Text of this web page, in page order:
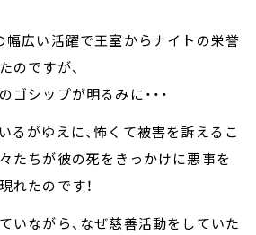
幅広い活躍で王室からナイトの栄誉
のですが、
シップが明るみに・・・
るがゆえに、怖くて被害を訴えるこ
たちが彼の死をきっかけに悪事を
れたのです！
いながら、なぜ慈善活動をしていた